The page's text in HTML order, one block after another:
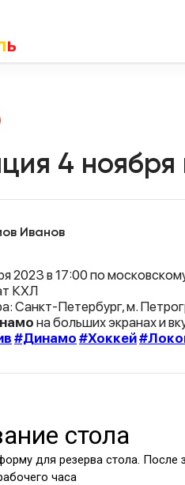
4
Иванов
2023 в 17:00 по
КХЛ
Санкт-Петербург, м.
на больших экранах и
#Динамо #Хоккей